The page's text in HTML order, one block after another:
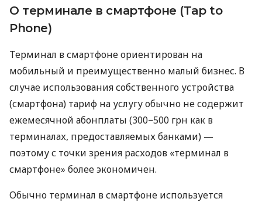
О терминале в смартфоне (Tap to
Phone)
Терминал в смартфоне ориентирован на
мобильный и преимущественно малый бизнес. В
случае использования собственного устройства
(смартфона) тариф на услугу обычно не содержит
ежемесячной абонплаты (300−500 грн как в
терминалах, предоставляемых банками) —
поэтому с точки зрения расходов «терминал в
смартфоне» более экономичен.
Обычно терминал в смартфоне используется